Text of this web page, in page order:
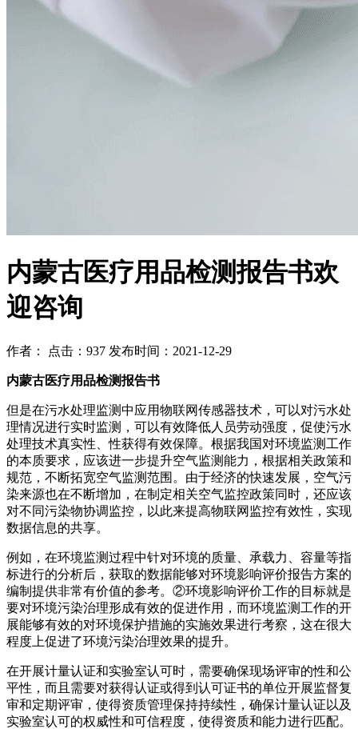
内蒙古医疗用品检测报告书欢
迎咨询
作者： 点击：937 发布时间：2021-12-29
内蒙古医疗用品检测报告书
但是在污水处理监测中应用物联网传感器技术，可以对污水处
理情况进行实时监测，可以有效降低人员劳动强度，促使污水
处理技术真实性、性获得有效保障。根据我国对环境监测工作
的本质要求，应该进一步提升空气监测能力，根据相关政策和
规范，不断拓宽空气监测范围。由于经济的快速发展，空气污
染来源也在不断增加，在制定相关空气监控政策同时，还应该
对不同污染物协调监控，以此来提高物联网监控有效性，实现
数据信息的共享。
例如，在环境监测过程中针对环境的质量、承载力、容量等指
标进行的分析后，获取的数据能够对环境影响评价报告方案的
编制提供非常有价值的参考。②环境影响评价工作的目标就是
要对环境污染治理形成有效的促进作用，而环境监测工作的开
展能够有效的对环境保护措施的实施效果进行考察，这在很大
程度上促进了环境污染治理效果的提升。
在开展计量认证和实验室认可时，需要确保现场评审的性和公
平性，而且需要对获得认证或得到认可证书的单位开展监督复
审和定期评审，使得资质管理保持持续性，确保计量认证以及
实验室认可的权威性和可信程度，使得资质和能力进行匹配。